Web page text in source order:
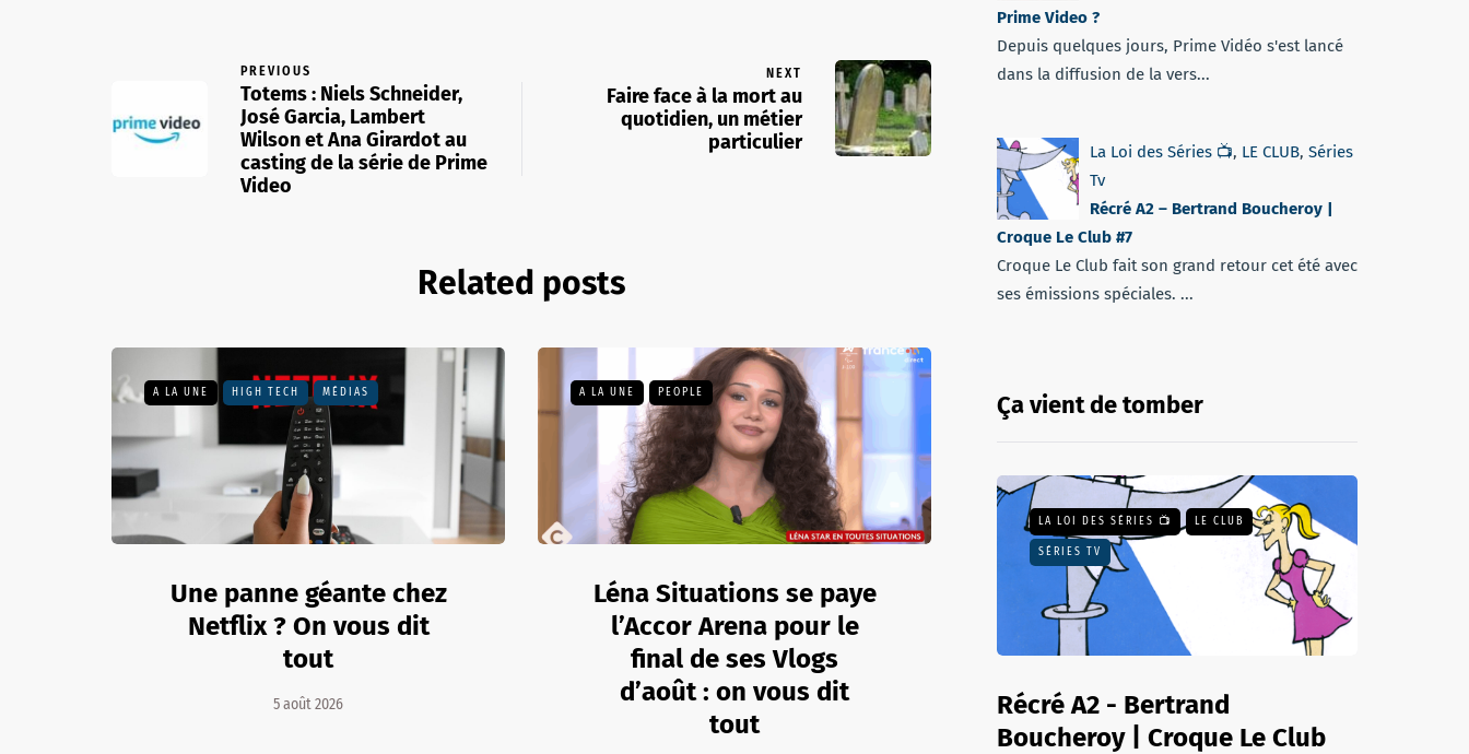
PREVIOUS
Totems : Niels Schneider,
José Garcia, Lambert
Wilson et Ana Girardot au
casting de la série de Prime
Video
NEXT
Faire face à la mort au
quotidien, un métier
particulier
Related posts
A LA UNE HIGH TECH MÉDIAS
Une panne géante chez
Netflix ? On vous dit
tout
5 août 2026
A LA UNE PEOPLE
Léna Situations se paye
l’Accor Arena pour le
final de ses Vlogs
d’août : on vous dit
tout
Prime Video ?
Depuis quelques jours, Prime Vidéo s'est lancé
dans la diffusion de la vers...
La Loi des Séries 📺, LE CLUB, Séries
Tv
Récré A2 – Bertrand Boucheroy |
Croque Le Club #7
Croque Le Club fait son grand retour cet été avec
ses émissions spéciales. ...
Ça vient de tomber
LA LOI DES SÉRIES 📺 LE CLUB
SÉRIES TV
Récré A2 - Bertrand
Boucheroy | Croque Le Club